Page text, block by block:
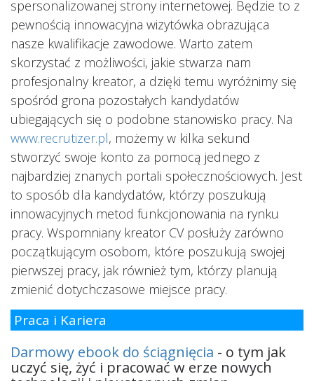
spersonalizowanej strony internetowej. Będzie to z
pewnością innowacyjna wizytówka obrazująca
nasze kwalifikacje zawodowe. Warto zatem
skorzystać z możliwości, jakie stwarza nam
profesjonalny kreator, a dzięki temu wyróżnimy się
spośród grona pozostałych kandydatów
ubiegających się o podobne stanowisko pracy. Na
www.recrutizer.pl, możemy w kilka sekund
stworzyć swoje konto za pomocą jednego z
najbardziej znanych portali społecznościowych. Jest
to sposób dla kandydatów, którzy poszukują
innowacyjnych metod funkcjonowania na rynku
pracy. Wspomniany kreator CV posłuży zarówno
początkującym osobom, które poszukują swojej
pierwszej pracy, jak również tym, którzy planują
zmienić dotychczasowe miejsce pracy.
Praca i Kariera
Darmowy ebook do ściągnięcia - o tym jak
uczyć się, żyć i pracować w erze nowych